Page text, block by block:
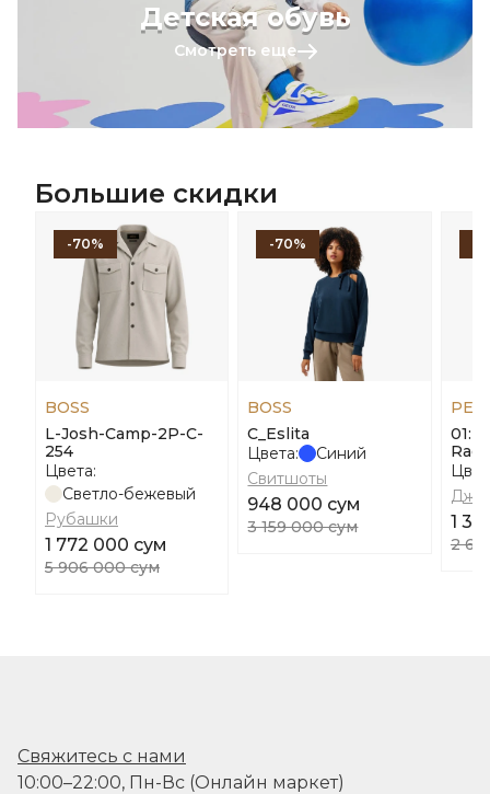
Детская обувь
Смотреть еще
Большие скидки
-70%
BOSS
L-Josh-Camp-2P-C-
254
Цвета:
Светло-бежевый
Рубашки
1 772 000 сум
5 906 000 сум
-70%
BOSS
C_Eslita
Цвета:
Синий
Свитшоты
948 000 сум
3 159 000 сум
01:
1
2
Свяжитесь с нами
10:00–22:00, Пн-Вс (Онлайн маркет)